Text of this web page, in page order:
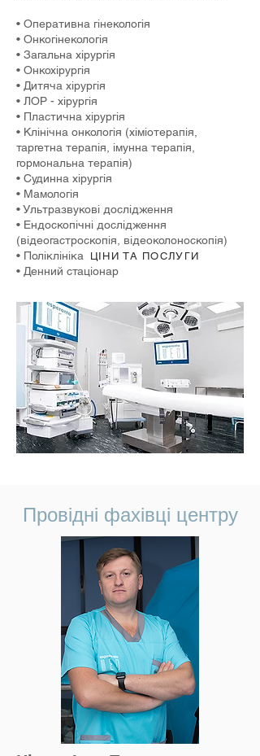
ЦІНИ ТА ПОСЛУГИ
• Оперативна гінекологія
• Онкогінекологія
• Загальна хірургія
• Онкохірургія
• Дитяча хірургія
• ЛОР - хірургія
• Пластична хірургія
• Клінічна онкологія (хіміотерапія,
таргетна терапія, імунна терапія,
гормональна терапія)
• Судинна хірургія
• Мамологія
• Ультразвукові дослідження
• Ендоскопічні дослідження
(відеогастроскопія, відеоколоноскопія)
• Поліклініка
• Денний стаціонар
Провідні фахівці центру